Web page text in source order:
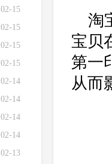
02-15
02-15
02-15
02-15
02-14
02-14
02-14
02-14
02-13
淘
宝贝
第一
从而